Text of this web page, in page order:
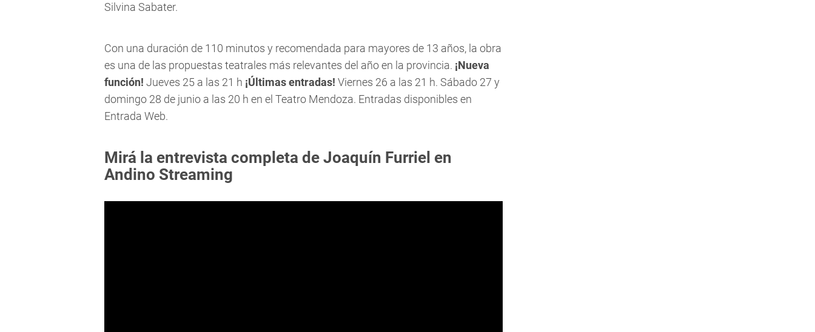
Silvina Sabater.
Con una duración de 110 minutos y recomendada para mayores de 13 años, la obra
es una de las propuestas teatrales más relevantes del año en la provincia. ¡Nueva
función! Jueves 25 a las 21 h ¡Últimas entradas! Viernes 26 a las 21 h. Sábado 27 y
domingo 28 de junio a las 20 h en el Teatro Mendoza. Entradas disponibles en
Entrada Web.
Mirá la entrevista completa de Joaquín Furriel en
Andino Streaming